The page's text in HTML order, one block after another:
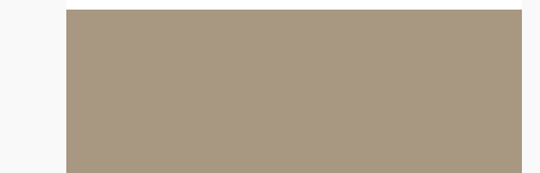
spokojnosti. Sedenie bolo dobré, štadión Barnabéu ...